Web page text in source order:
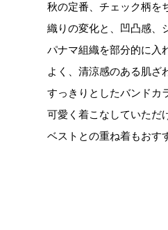
秋の定番、チェック柄を
織りの変化と、凹凸感、
パナマ組織を部分的に入
よく、清涼感のある肌ざ
すっきりとしたバンドカ
可愛く着こなしていただ
ベストとの重ね着もおす